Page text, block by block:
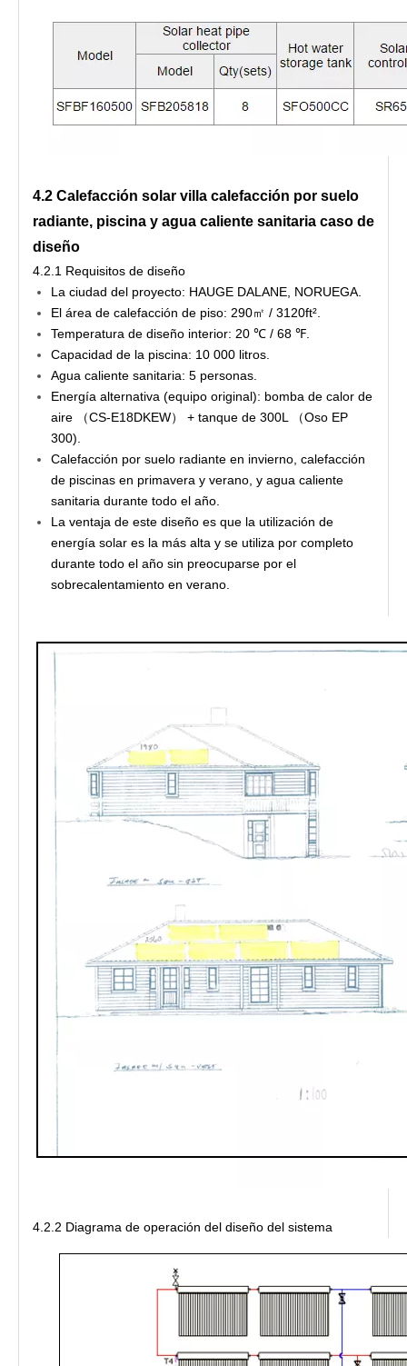
4.2 Calefacción solar villa calefacción por suelo
radiante, piscina y agua caliente sanitaria caso de
diseño
4.2.1 Requisitos de diseño
La ciudad del proyecto: HAUGE DALANE, NORUEGA.
El área de calefacción de piso: 290㎡ / 3120ft².
Temperatura de diseño interior: 20 ℃ / 68 ℉.
Capacidad de la piscina: 10 000 litros.
Agua caliente sanitaria: 5 personas.
Energía alternativa (equipo original): bomba de calor de
aire （CS-E18DKEW） + tanque de 300L （Oso EP
300).
Calefacción por suelo radiante en invierno, calefacción
de piscinas en primavera y verano, y agua caliente
sanitaria durante todo el año.
La ventaja de este diseño es que la utilización de
energía solar es la más alta y se utiliza por completo
durante todo el año sin preocuparse por el
sobrecalentamiento en verano.
4.2.2 Diagrama de operación del diseño del sistema